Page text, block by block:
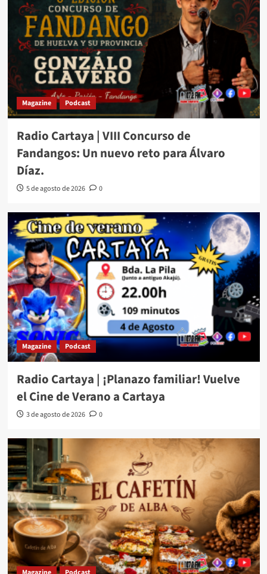
Magazine Podcast
Radio Cartaya | VIII Concurso de
Fandangos: Un nuevo reto para Álvaro
Díaz.
5 de agosto de 2026 0
Magazine Podcast
Radio Cartaya | ¡Planazo familiar! Vuelve
el Cine de Verano a Cartaya
3 de agosto de 2026 0